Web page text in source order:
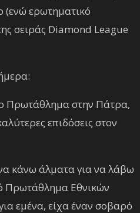
(ενώ ερωτηματικό
σειράς Diamond League
Πρωτάθλημα στην Πάτρα,
επιδόσεις στον
κάνω άλματα για να λάβω
Πρωτάθλημα Εθνικών
εμένα, είχα έναν σοβαρό